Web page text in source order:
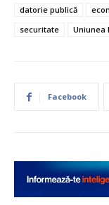
datorie publică
securitate
Uniunea
Facebook